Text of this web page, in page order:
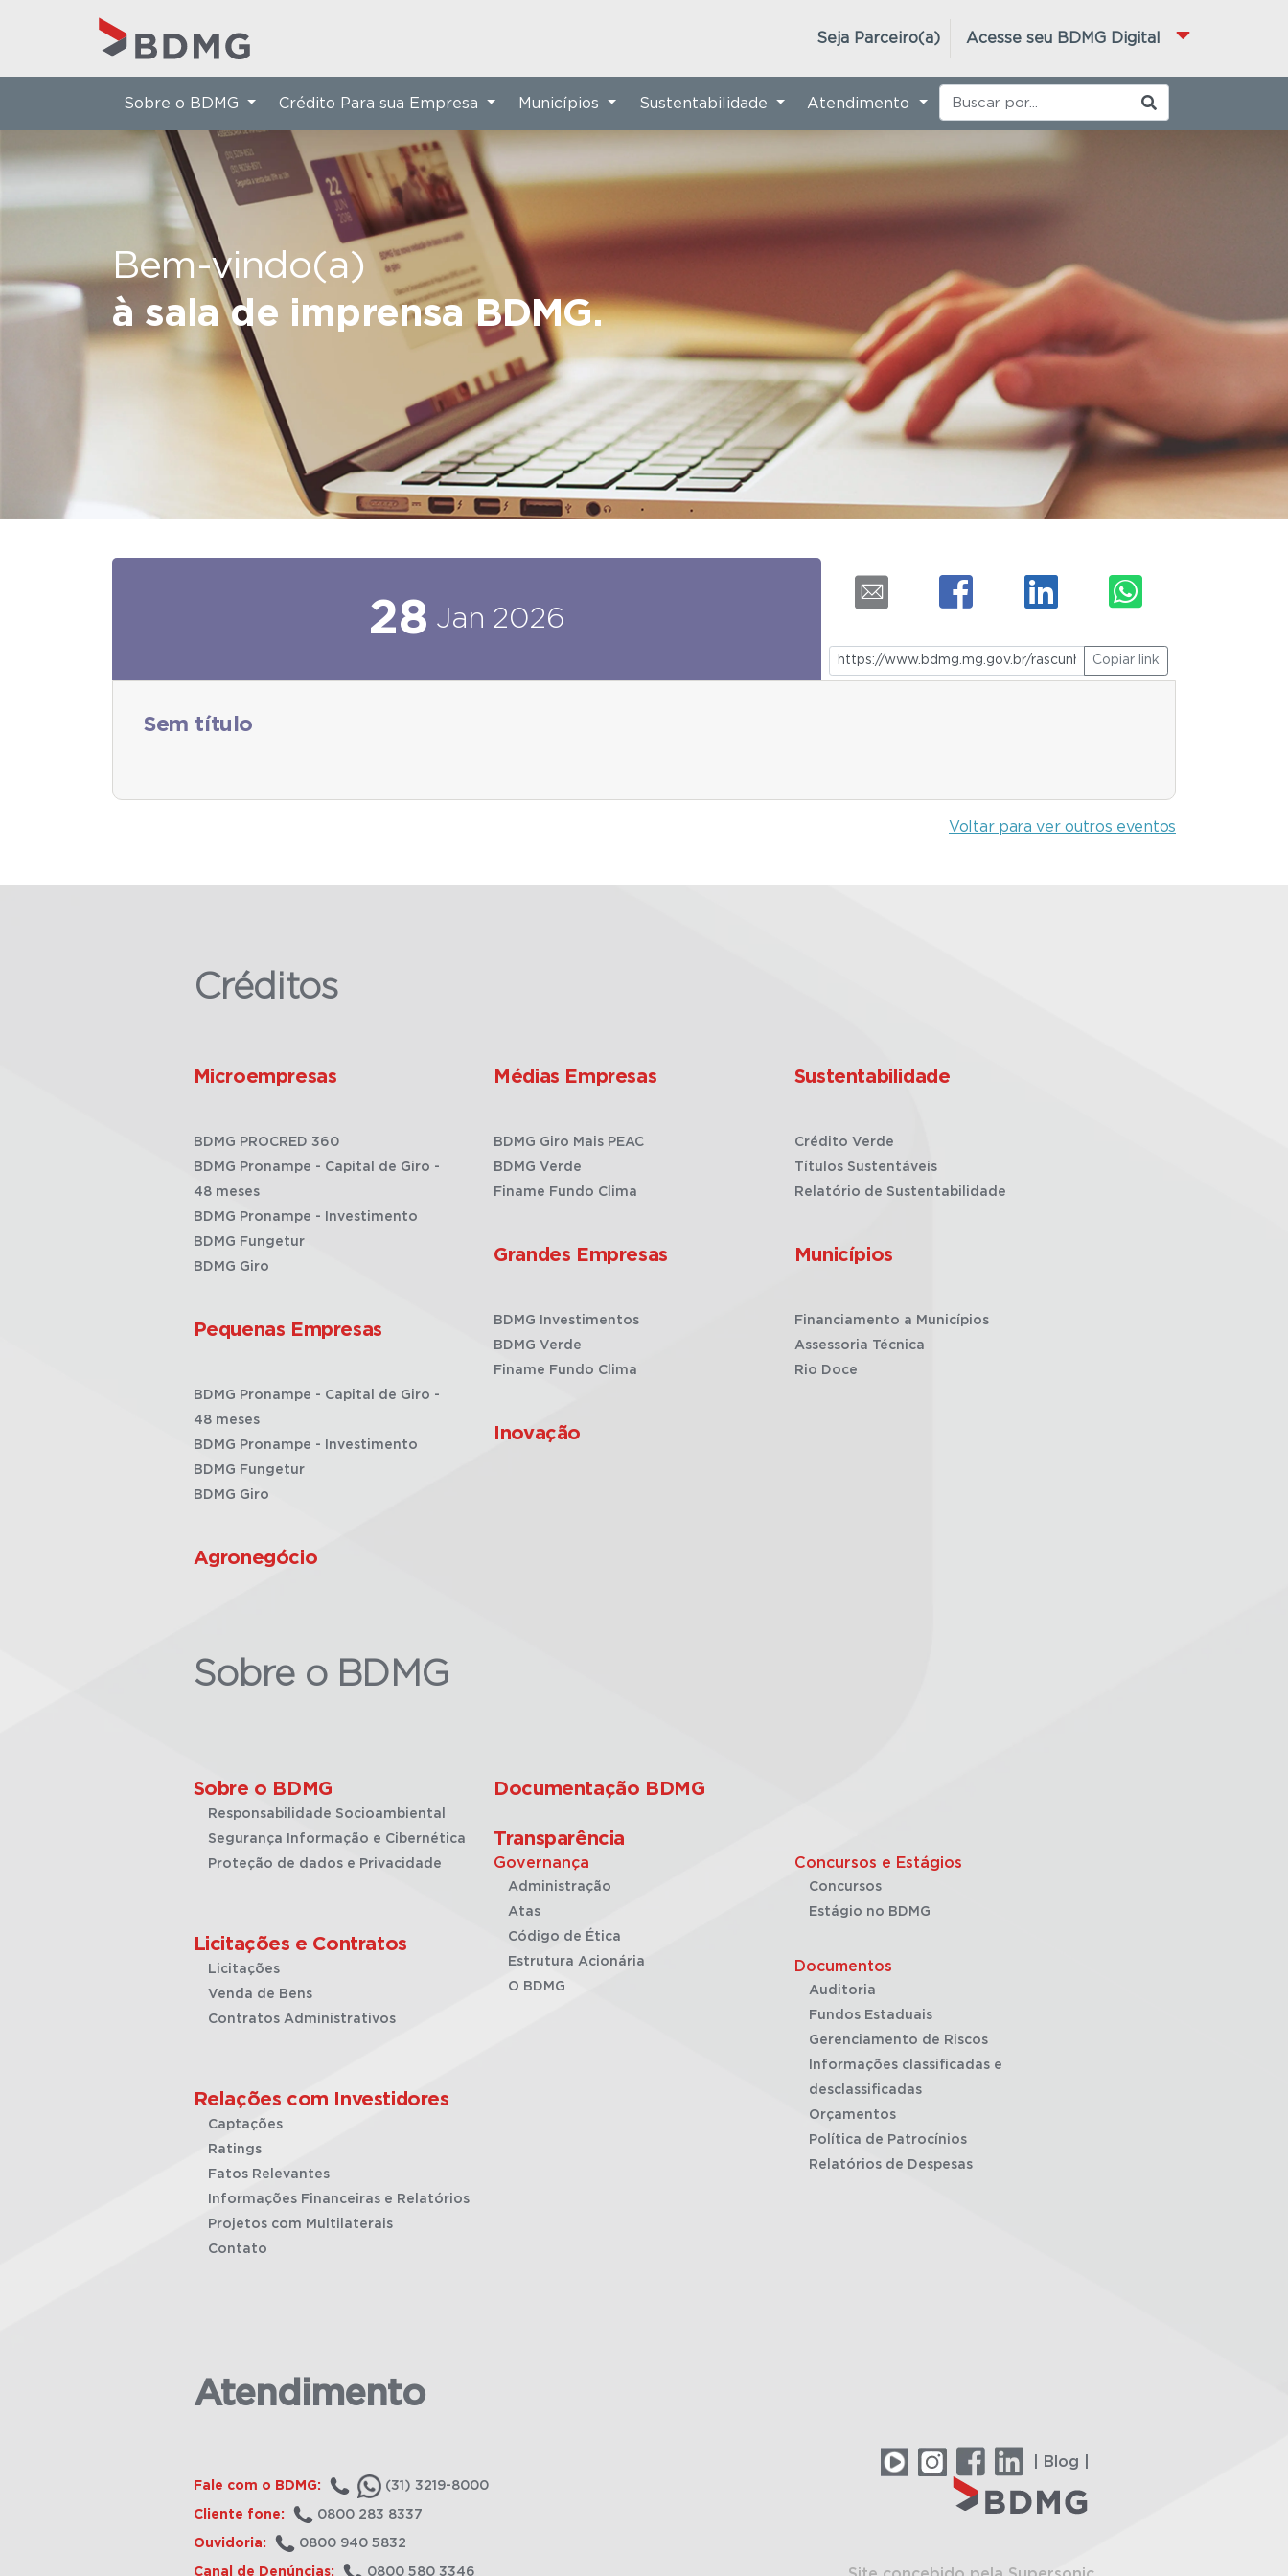
Acesse seu BDMG Digital
Seja Parceiro(a)
Bem-vindo(a)
à sala de imprensa BDMG.
Sobre o BDMG Crédito Para sua Empresa Municípios Sustentabilidade Atendimento
28 Jan 2026
Copiar link
Sem título
Voltar para ver outros eventos
Créditos
Microempresas
BDMG PROCRED 360
BDMG Pronampe - Capital de Giro -
48 meses
BDMG Pronampe - Investimento
BDMG Fungetur
BDMG Giro
Pequenas Empresas
BDMG Pronampe - Capital de Giro -
48 meses
BDMG Pronampe - Investimento
BDMG Fungetur
BDMG Giro
Agronegócio
Médias Empresas
BDMG Giro Mais PEAC
BDMG Verde
Finame Fundo Clima
Grandes Empresas
BDMG Investimentos
BDMG Verde
Finame Fundo Clima
Inovação
Sustentabilidade
Crédito Verde
Títulos Sustentáveis
Relatório de Sustentabilidade
Municípios
Financiamento a Municípios
Assessoria Técnica
Rio Doce
Sobre o BDMG
Sobre o BDMG
Responsabilidade Socioambiental
Segurança Informação e Cibernética
Proteção de dados e Privacidade
Licitações e Contratos
Licitações
Venda de Bens
Contratos Administrativos
Relações com Investidores
Captações
Ratings
Fatos Relevantes
Informações Financeiras e Relatórios
Projetos com Multilaterais
Contato
Documentação BDMG
Transparência
Governança
Administração
Atas
Código de Ética
Estrutura Acionária
O BDMG
Concursos e Estágios
Concursos
Estágio no BDMG
Documentos
Auditoria
Fundos Estaduais
Gerenciamento de Riscos
Informações classificadas e
desclassificadas
Orçamentos
Política de Patrocínios
Relatórios de Despesas
Atendimento
Fale com o BDMG: (31) 3219-8000
Cliente fone: 0800 283 8337
Ouvidoria: 0800 940 5832
Canal de Denúncias: 0800 580 3346
| Blog |